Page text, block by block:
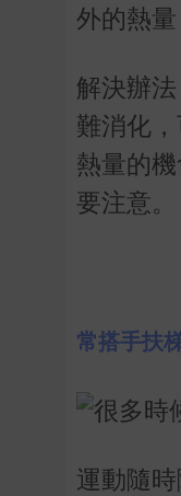
外的熱
解決辦
難消化
熱量的
要注意。
常搭手扶
運動隨